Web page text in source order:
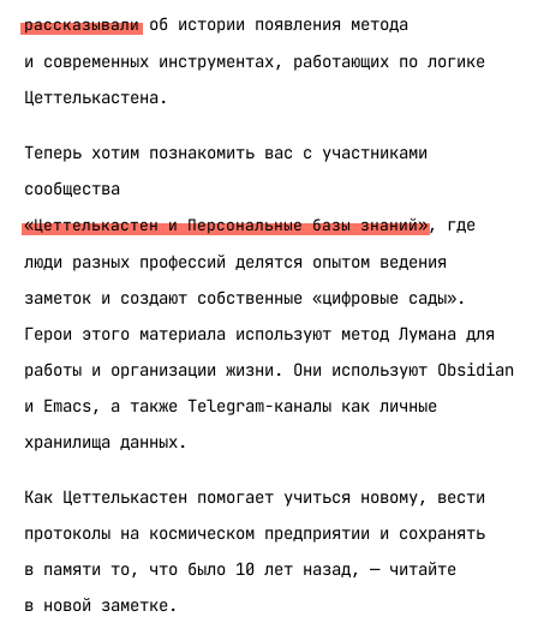
рассказывалиоб истории появления метода
и современных инструментах, работающих по логике
Цеттелькастена.
Теперь хотим познакомить вас с участниками
сообщества
«Цеттелькастен и Персональные базы знаний», где
люди разных профессий делятся опытом ведения
заметок и создают собственные «цифровые сады».
Герои этого материала используют метод Лумана для
работы и организации жизни. Они используют Obsidian
и Emacs, а также Telegram-каналы как личные
хранилища данных.
Как Цеттелькастен помогает учиться новому, вести
протоколы на космическом предприятии и сохранять
в памяти то, что было 10 лет назад, — читайте
в новой заметке.